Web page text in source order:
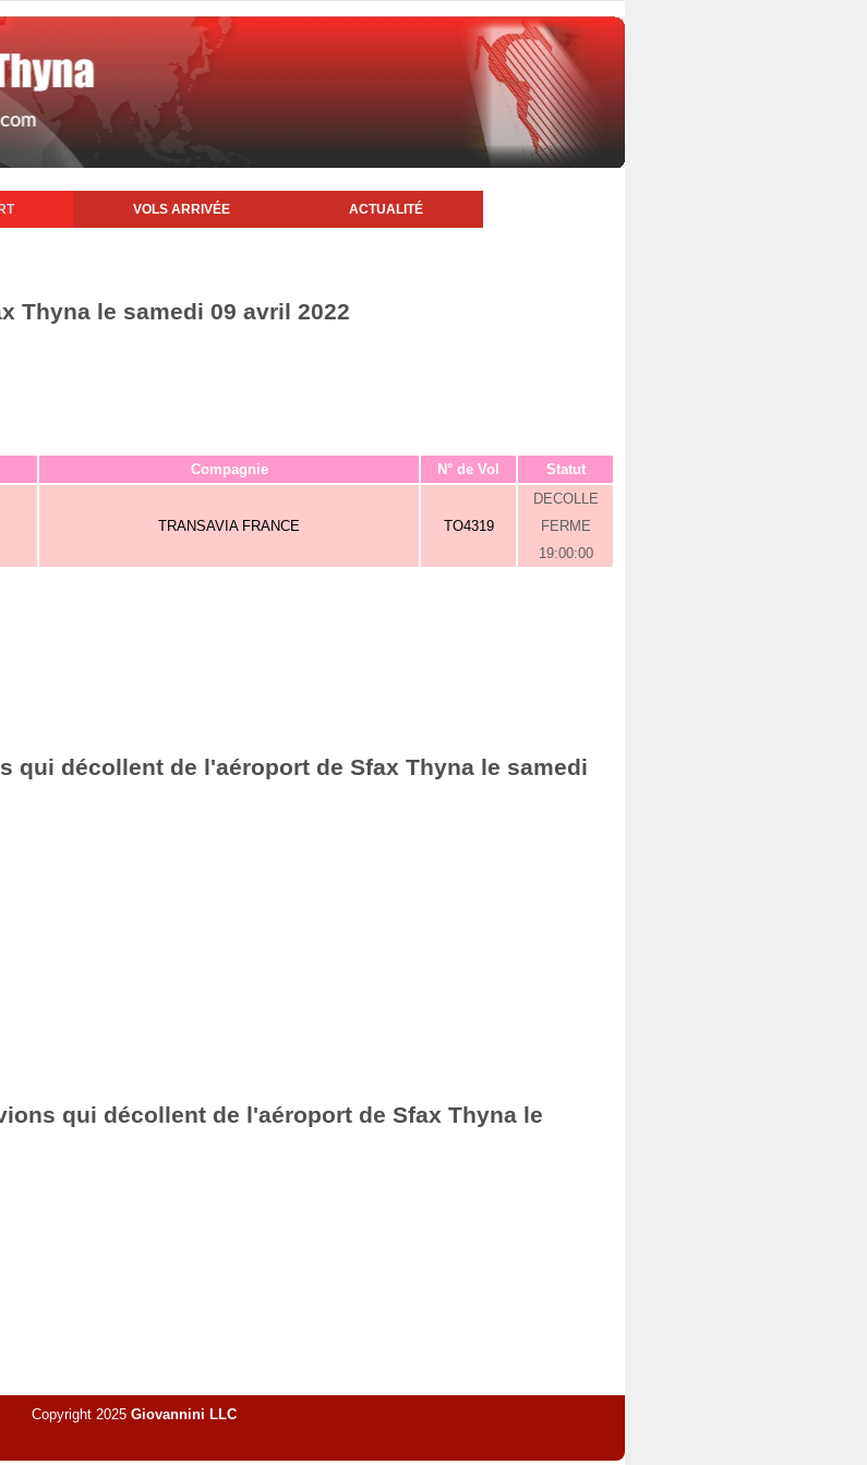
VOLS ARRIVÉE ACTUALITÉ
Thyna le samedi 09 avril 2022
Compagnie N° de Vol Statut
TRANSAVIA FRANCE TO4319
DECOLLE
FERME
19:00:00
qui décollent de l'aéroport de Sfax Thyna le samedi
qui décollent de l'aéroport de Sfax Thyna le
Copyright 2025 Giovannini LLC